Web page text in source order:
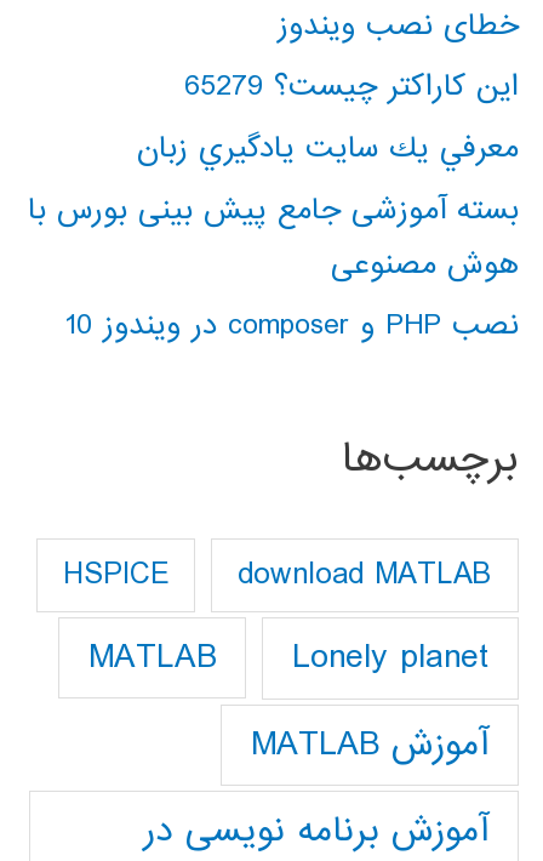
خطای نصب ویندوز
این کاراکتر چیست؟ 65279
معرفي يك سايت يادگيري زبان
بسته آموزشی جامع پیش بینی بورس با
هوش مصنوعی
نصب PHP و composer در ویندوز 10
برچسب‌ها
download MATLAB
HSPICE
Lonely planet
MATLAB
آموزش MATLAB
آموزش برنامه نویسی در